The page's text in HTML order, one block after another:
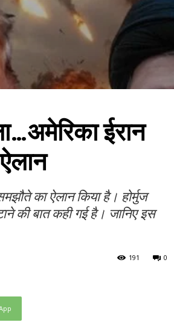
ईरान
का ऐलान किया है। होर्मुज
की बात कही गई है। जानिए इस
0
191